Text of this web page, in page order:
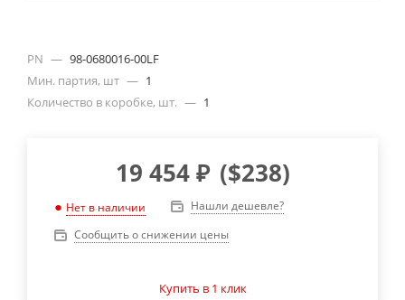
PN — 98-0680016-00LF
Мин. партия, шт — 1
Количество в коробке, шт. — 1
19 454₽ ($238)
Нет в наличии
Нашли дешевле?
Сообщить о снижении цены
Купить в 1 клик